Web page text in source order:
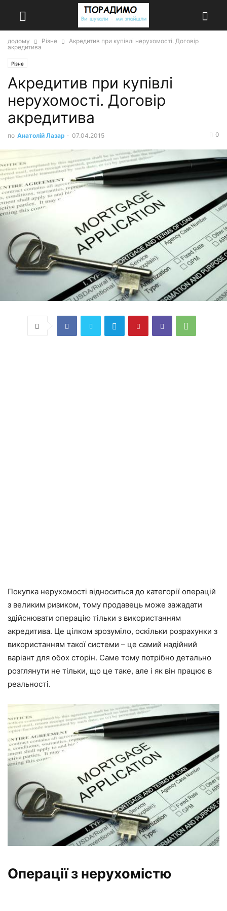
додому Різне
Акредитив при купівлі нерухомості. Договір
акредитива
Різне
Акредитив при купівлі
нерухомості. Договір
акредитива
по Анатолій Лазар - 07.04.2015 0
Покупка нерухомості відноситься до категорії операцій
з великим ризиком, тому продавець може зажадати
здійснювати операцію тільки з використанням
акредитива. Це цілком зрозуміло, оскільки розрахунки з
використанням такої системи – це самий надійний
варіант для обох сторін. Саме тому потрібно детально
розглянути не тільки, що це таке, але і як він працює в
реальності.
Операції з нерухомістю